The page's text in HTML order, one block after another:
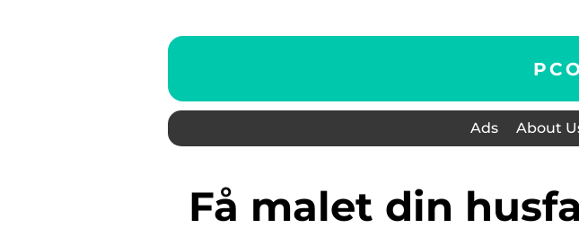
Ads About
Få malet din husfacade af en